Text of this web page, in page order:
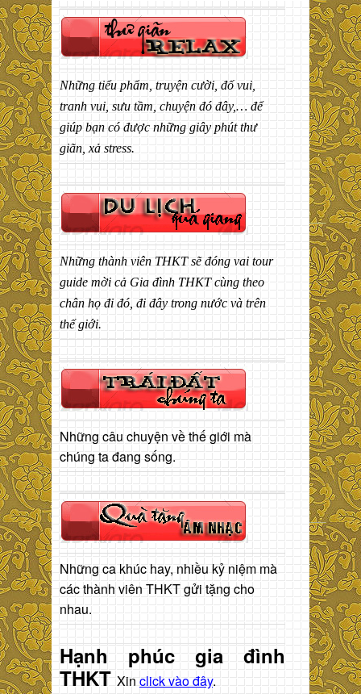
Những tiểu phẩm, truyện cười, đố vui,
tranh vui, sưu tầm, chuyện đó đây,… để
giúp bạn có được những giây phút thư
giãn, xả stress.
Những thành viên THKT sẽ đóng vai tour
guide mời cả Gia đình THKT cùng theo
chân họ đi đó, đi đây trong nước và trên
thế giới.
Những câu chuyện về thế giới mà
chúng ta đang sống.
Những ca khúc hay, nhiều kỷ niệm mà
các thành viên THKT gửi tặng cho
nhau.
Hạnh phúc gia đình
THKT Xin click vào đây.